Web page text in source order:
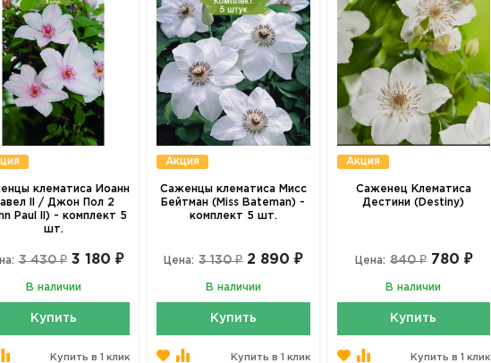
клематиса Иоанн
II / Джон Пол 2
Paul II) - комплект 5
шт.
3 430 ₽ 3 180 ₽
В наличии
Купить
Купить в 1 клик
Акция
Саженцы клематиса Мисс
Бейтман (Miss Bateman) -
комплект 5 шт.
Цена: 3 130 ₽ 2 890 ₽
В наличии
Купить
Купить в 1 клик
Акция
Саженец Клематиса
Дестини (Destiny)
Цена: 840 ₽ 780 ₽
В наличии
Купить
Купить в 1 клик